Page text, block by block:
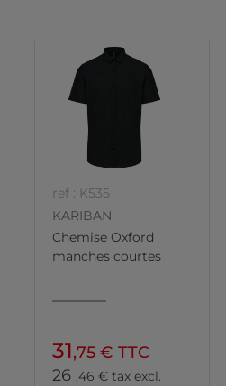
ref : K535
KARIBAN
Chemise Oxford
manches courtes
31,75 € TTC
26 ,46 € tax excl.